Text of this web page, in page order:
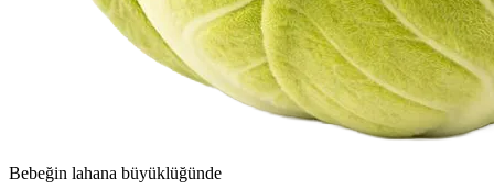
Bebeğin lahana büyüklüğünde